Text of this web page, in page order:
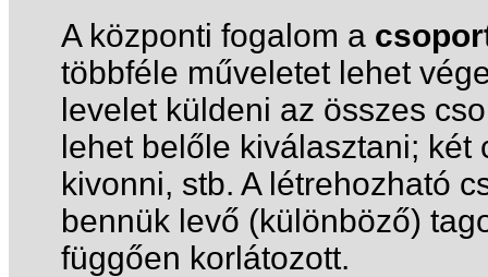
A központi fogalom a
többféle műveletet lehet
levelet küldeni az összes
lehet belőle kiválasztani;
kivonni, stb. A létrehozható
bennük levő (különböző)
függően korlátozott.